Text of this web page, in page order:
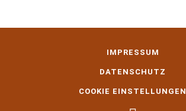
IMPRESSUM
DATENSCHUTZ
COOKIE EINSTELLUNGEN